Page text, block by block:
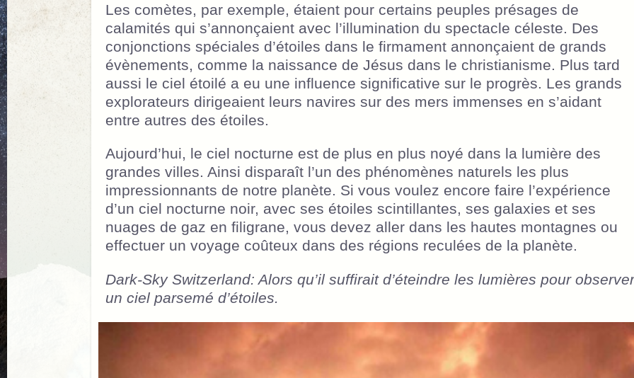
Les comètes, par exemple, étaient pour certains peuples présages de
calamités qui s’annonçaient avec l’illumination du spectacle céleste. Des
conjonctions spéciales d’étoiles dans le firmament annonçaient de grands
évènements, comme la naissance de Jésus dans le christianisme. Plus tard
aussi le ciel étoilé a eu une influence significative sur le progrès. Les grands
explorateurs dirigeaient leurs navires sur des mers immenses en s’aidant
entre autres des étoiles.
Aujourd’hui, le ciel nocturne est de plus en plus noyé dans la lumière des
grandes villes. Ainsi disparaît l’un des phénomènes naturels les plus
impressionnants de notre planète. Si vous voulez encore faire l’expérience
d’un ciel nocturne noir, avec ses étoiles scintillantes, ses galaxies et ses
nuages de gaz en filigrane, vous devez aller dans les hautes montagnes ou
effectuer un voyage coûteux dans des régions reculées de la planète.
Dark-Sky Switzerland: Alors qu’il suffirait d’éteindre les lumières pour
un ciel parsemé d’étoiles.